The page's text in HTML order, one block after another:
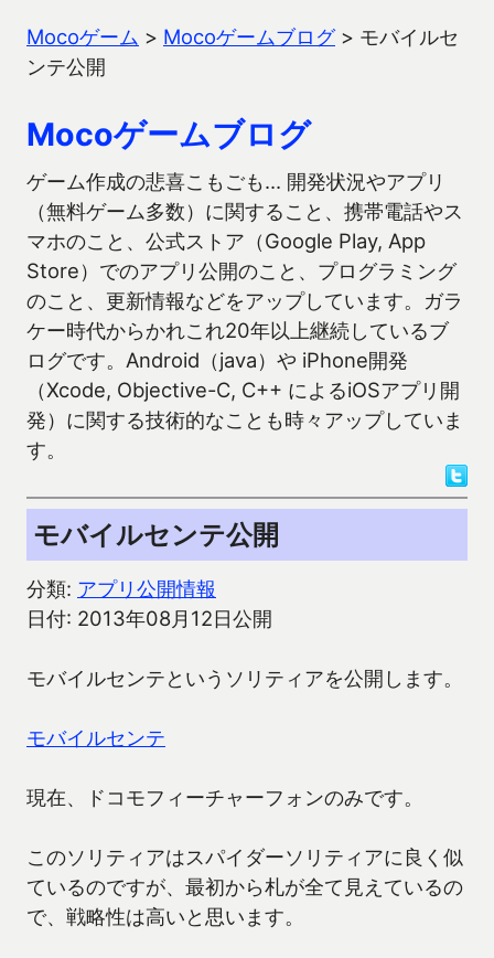
Mocoゲーム > Mocoゲームブログ> モバイルセ
ンテ公開
Mocoゲームブログ
ゲーム作成の悲喜こもごも… 開発状況やアプリ
（無料ゲーム多数）に関すること、携帯電話やス
マホのこと、公式ストア（Google Play, App
Store）でのアプリ公開のこと、プログラミング
のこと、更新情報などをアップしています。ガラ
ケー時代からかれこれ20年以上継続しているブ
ログです。Android（java）や iPhone開発
（Xcode, Objective-C, C++ によるiOSアプリ開
発）に関する技術的なことも時々アップしていま
す。
モバイルセンテ公開
分類: アプリ公開情報
日付: 2013年08月12日公開
モバイルセンテというソリティアを公開します。
モバイルセンテ
現在、ドコモフィーチャーフォンのみです。
このソリティアはスパイダーソリティアに良く似
ているのですが、最初から札が全て見えているの
で、戦略性は高いと思います。